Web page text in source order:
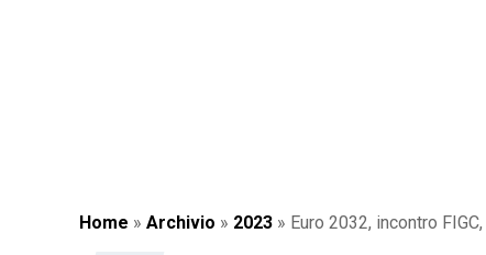
Home » Archivio » 2023 » Euro 2032, incontro